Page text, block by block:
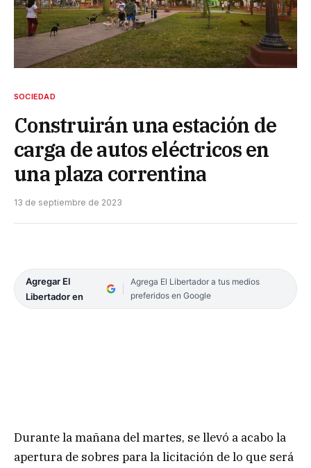
SOCIEDAD
Construirán una estación de
carga de autos eléctricos en
una plaza correntina
13 de septiembre de 2023
Agregar El
Libertador en
Agrega El Libertador a tus medios
preferidos en Google
Durante la mañana del martes, se llevó a acabo la
apertura de sobres para la licitación de lo que será